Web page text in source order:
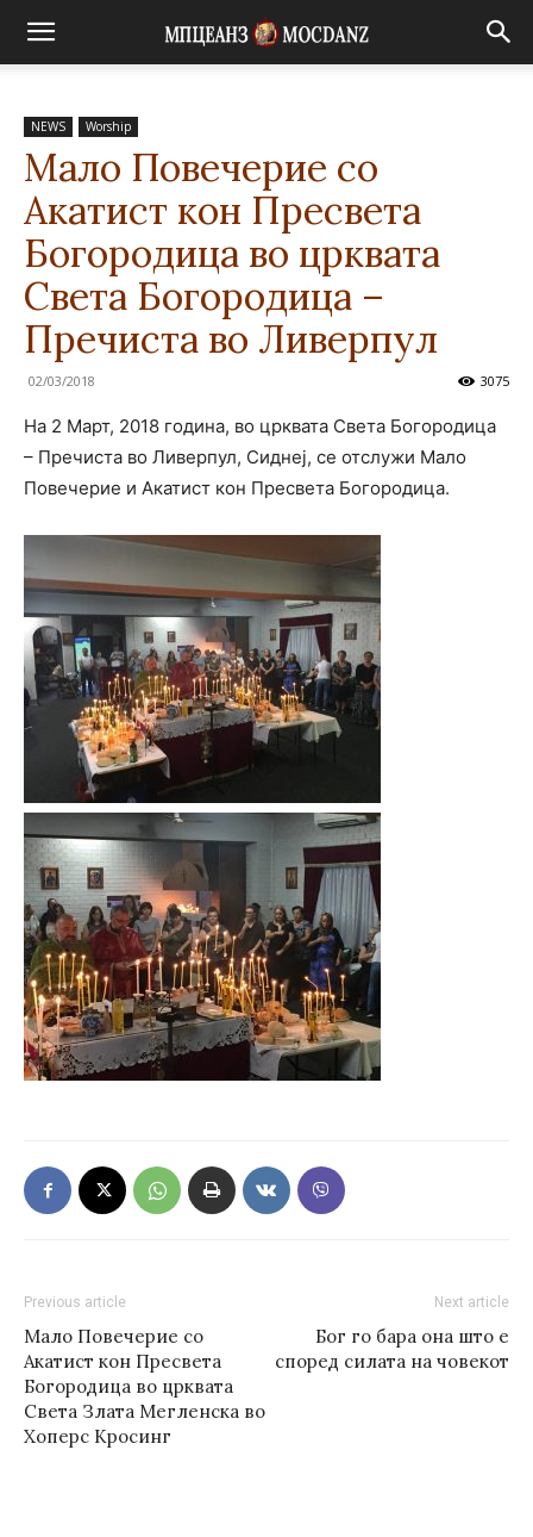
NEWS Worship
Мало Повечерие со
Акатист кон Пресвета
Богородица во црквата
Света Богородица –
Пречиста во Ливерпул
02/03/2018 3075
На 2 Март, 2018 година, во црквата Света Богородица
– Пречиста во Ливерпул, Сиднеј, се отслужи Мало
Повечерие и Акатист кон Пресвета Богородица.
Previous article
Мало Повечерие со
Акатист кон Пресвета
Богородица во црквата
Света Злата Мегленска во
Хоперс Кросинг
Next article
Бог го бара она што е
според силата на човекот